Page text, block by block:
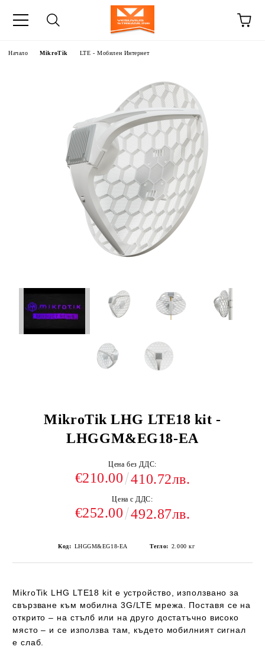
Начало MikroTik LTE - Мобилен Интернет
MikroTik LHG LTE18 kit -
LHGGM&EG18-EA
Цена без ДДС:
€210.00 410.72лв.
Цена с ДДС:
€252.00 492.87лв.
Код: LHGGM&EG18-EA Тегло: 2.000 кг
MikroTik LHG LTE18 kit е устройство, използвано за
свързване към мобилна 3G/LTE мрежа
. Поставя се на
открито – на стълб или на друго достатъчно високо
място – и се използва там, където мобилният сигнал
е слаб.